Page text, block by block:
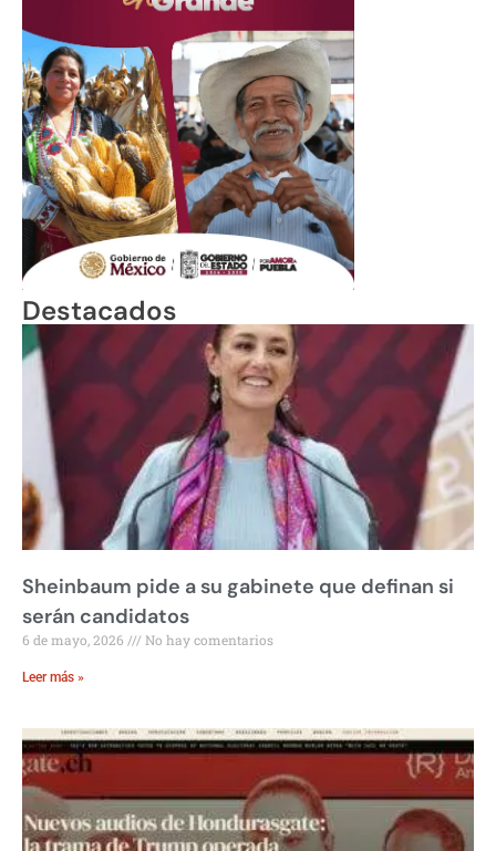
Destacados
Sheinbaum pide a su gabinete que definan si
serán candidatos
6 de mayo, 2026 No hay comentarios
Leer más »